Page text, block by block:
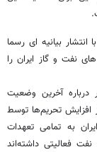
بیانیه ای رسما
نفت و گاز ایران را
آخرین وضعیت
تحریم‌ها توسط
به تمامی تعهدات
فعالیتی داشته‌اند